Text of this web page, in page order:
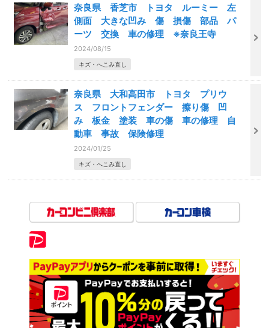
奈良県 香芝市 トヨタ ルーミー 左
側面 大きな凹み 傷 損傷 部品 パ
ーツ 交換 車の修理 ※奈良王寺
2024/08/15
キズ・へこみ直し
奈良県 大和高田市 トヨタ プリウ
ス フロントフェンダー 擦り傷 凹
み 板金 塗装 車の傷 車の修理 自
動車 事故 保険修理
2024/01/25
キズ・へこみ直し